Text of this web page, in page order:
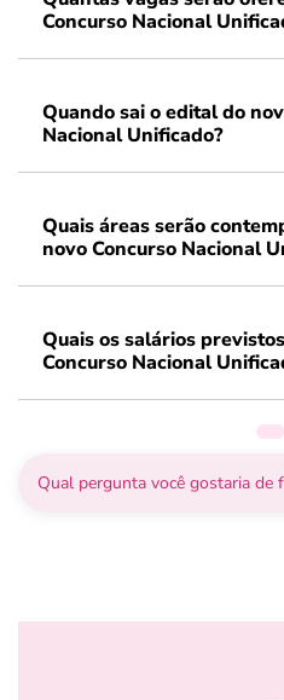
Concurso Nacional
Quando sai o edital do
Nacional Unificado?
Quais áreas serão
novo Concurso Nacional
Quais os salários
Concurso Nacional